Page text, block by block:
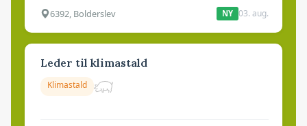
6392, Bolderslev NY 03. aug.
Leder til klimastald
Klimastald